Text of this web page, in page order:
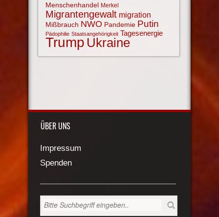
Menschenhandel Merkel
Migrantengewalt migration
Mißbrauch NWO Pandemie Putin
Pädophilie Staatsangehörigkeit Tagesenergie
Trump Ukraine
ÜBER UNS
Impressum
Spenden